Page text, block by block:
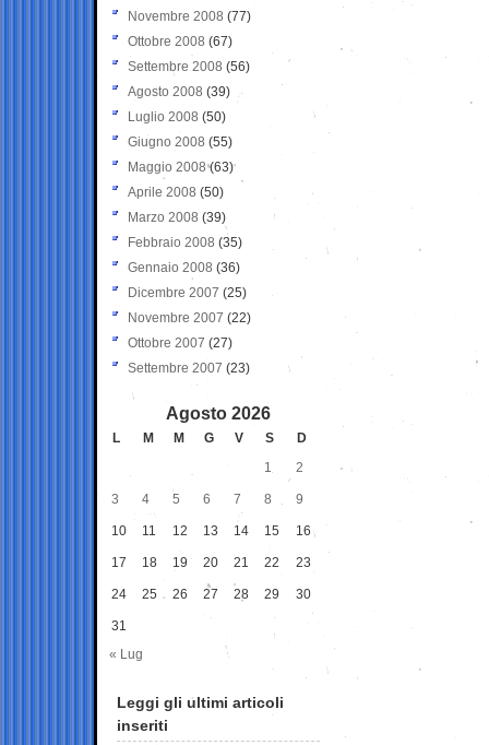
Novembre 2008 (77)
Ottobre 2008 (67)
Settembre 2008 (56)
Agosto 2008 (39)
Luglio 2008 (50)
Giugno 2008 (55)
Maggio 2008(63)
Aprile 2008 (50)
Marzo 2008 (39)
Febbraio 2008 (35)
Gennaio 2008 (36)
Dicembre 2007 (25)
Novembre 2007 (22)
Ottobre 2007 (27)
Settembre 2007 (23)
Agosto 2026
L M M G V S
D
1
2
3 4 5 6 7 8 9
10 11 12 13 14 15 16
17 18 19 20 21 22 23
24 25 26 27 28 29 30
31
« Lug
Leggi gli ultimi articoli
inseriti